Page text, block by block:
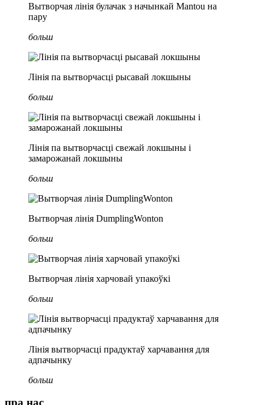
Вытворчая лінія булачак з начынкай Mantou на
пару
больш
Лінія па вытворчасці рысавай локшыны
больш
Лінія па вытворчасці свежай локшыны і
замарожанай локшыны
больш
Вытворчая лінія DumplingWonton
больш
Вытворчая лінія харчовай упакоўкі
больш
Лінія вытворчасці прадуктаў харчавання для
адпачынку
больш
пра нас